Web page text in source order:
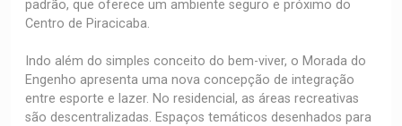
padrão, que oferece um ambiente seguro e próximo do
Centro de Piracicaba.
Indo além do simples conceito do bem-viver, o Morada do
Engenho apresenta uma nova concepção de integração
entre esporte e lazer. No residencial, as áreas recreativas
são descentralizadas. Espaços temáticos desenhados para